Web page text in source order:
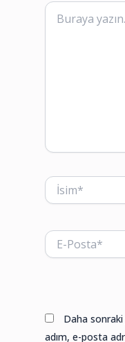
Buraya
yazın..
İsim*
E-
Posta*
Daha sonraki
adım, e-posta